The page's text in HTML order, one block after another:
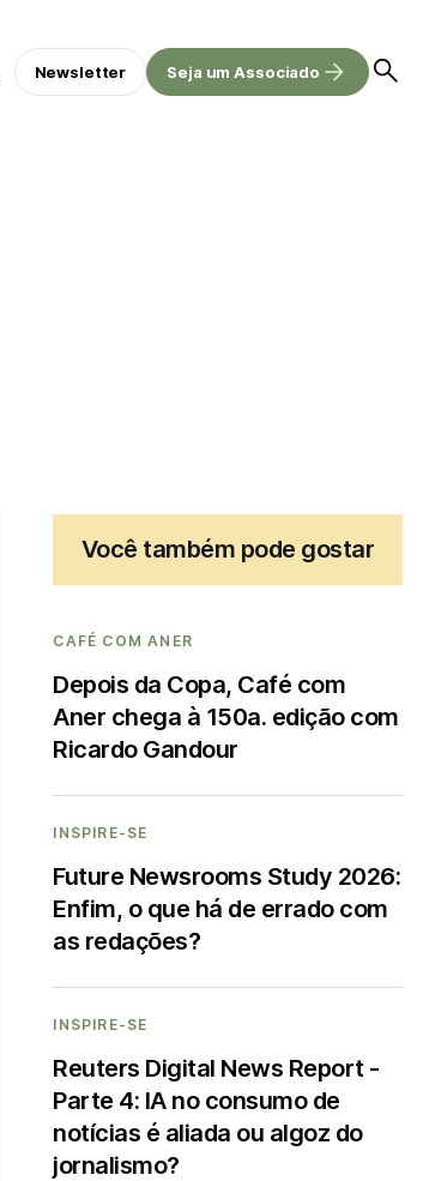
Newsletter Seja um Associado
Você também pode gostar
CAFÉ COM ANER
Depois da Copa, Café com
Aner chega à 150a. edição com
Ricardo Gandour
INSPIRE-SE
Future Newsrooms Study 2026:
Enfim, o que há de errado com
as redações?
INSPIRE-SE
Reuters Digital News Report -
Parte 4: IA no consumo de
notícias é aliada ou algoz do
jornalismo?